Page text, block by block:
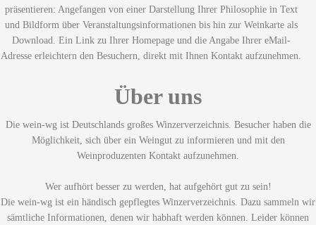
präsentieren: Angefangen von einer Darstellung Ihrer Philosophie in Text
und Bildform über Veranstaltungsinformationen bis hin zur Weinkarte als
Download. Ein Link zu Ihrer Homepage und die Angabe Ihrer eMail-
Adresse erleichtern den Besuchern, direkt mit Ihnen Kontakt aufzunehmen.
Über uns
Die wein-wg ist Deutschlands großes Winzerverzeichnis. Besucher haben die
Möglichkeit, sich über ein Weingut zu informieren und mit den
Weinproduzenten Kontakt aufzunehmen.
Wer aufhört besser zu werden, hat aufgehört gut zu sein!
Die wein-wg ist ein händisch gepflegtes Winzerverzeichnis. Dazu sammeln wir
sämtliche Informationen, denen wir habhaft werden können. Leider können